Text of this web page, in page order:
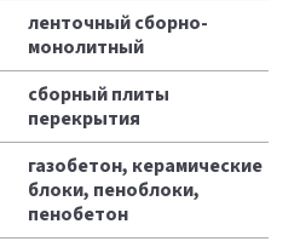
ленточный сборно-
монолитный
сборный плиты
перекрытия
газобетон, керамические
блоки, пеноблоки,
пенобетон